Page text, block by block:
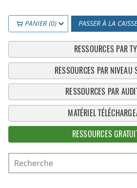
PANIER (0) PASSER À LA
RESSOURCES PAR
RESSOURCES PAR NIVEAU
RESSOURCES PAR
MATÉRIEL
RESSOURCES
Recherche